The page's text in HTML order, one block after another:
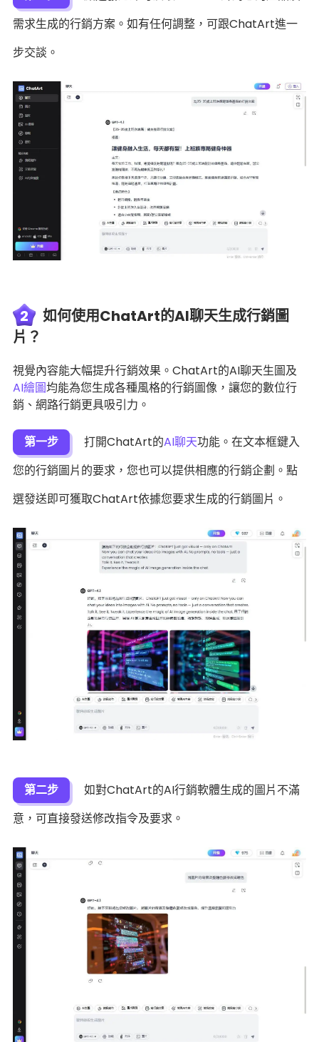
需求生成的行銷方案。如有任何調整，可跟ChatArt進一
步交談。
2
如何使用ChatArt的AI聊天生成行銷圖
片？
視覺內容能大幅提升行銷效果。ChatArt的AI聊天生圖及
AI繪圖均能為您生成各種風格的行銷圖像，讓您的數位行
銷、網路行銷更具吸引力。
第一步 打開ChatArt的AI聊天功能。在文本框鍵入
您的行銷圖片的要求，您也可以提供相應的行銷企劃。點
選發送即可獲取ChatArt依據您要求生成的行銷圖片。
第二步
如對ChatArt的AI行銷軟體生成的圖片不滿
意，可直接發送修改指令及要求。